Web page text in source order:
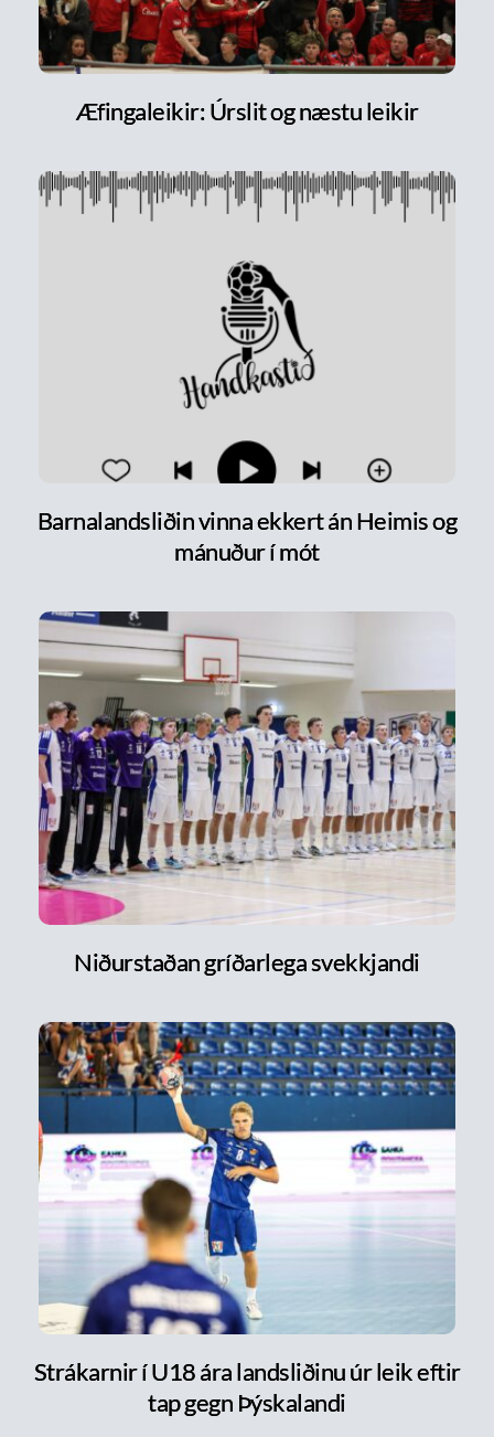
Æfingaleikir: Úrslit og næstu leikir
Barnalandsliðin vinna ekkert án Heimis og
mánuður í mót
Niðurstaðan gríðarlega svekkjandi
Strákarnir í U18 ára landsliðinu úr leik eftir
tap gegn Þýskalandi